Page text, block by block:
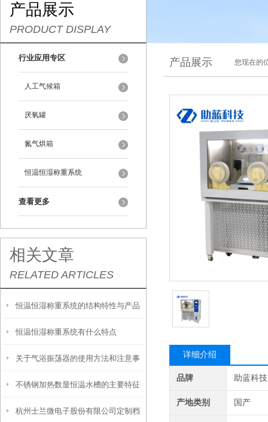
产品展示
PRODUCT DISPLAY
行业应用专区
人工气候箱
厌氧罐
氮气烘箱
恒温恒湿称重系统
查看更多
相关文章
RELATED ARTICLES
恒温恒湿称重系统的结构特性与产品
功能配置
恒温恒湿称重系统有什么特点
关于气浴振荡器的使用方法和注意事
项
不锈钢加热数显恒温水槽的主要特征
和维护使用
杭州士兰微电子股份有限公司定制档
产品展示 您现在的
详细介绍
品牌 助蓝科技
产地类别 国产